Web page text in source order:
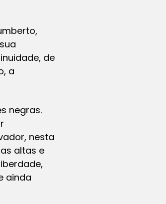
de
a
negras.
nesta
altas e
ainda